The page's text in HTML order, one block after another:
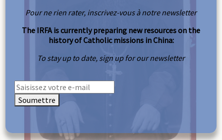
Pour ne rien rater, inscrivez-vous à notre newsletter
The IRFA is currently preparing new resources on the
history of Catholic missions in China:
To stay up to date, sign up for our newsletter
Soumettre